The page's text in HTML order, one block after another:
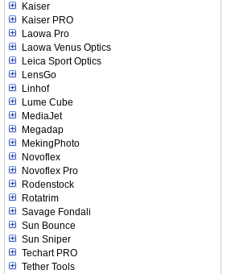
Kaiser
Kaiser PRO
Laowa Pro
Laowa Venus Optics
Leica Sport Optics
LensGo
Linhof
Lume Cube
MediaJet
Megadap
MekingPhoto
Novoflex
Novoflex Pro
Rodenstock
Rotatrim
Savage Fondali
Sun Bounce
Sun Sniper
Techart PRO
Tether Tools